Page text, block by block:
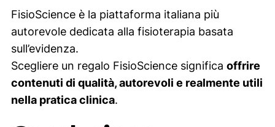
FisioScience è la piattaforma italiana più
autorevole dedicata alla fisioterapia basata
sull’evidenza.
Scegliere un regalo FisioScience significa offrire
contenuti di qualità, autorevoli e realmente utili
nella pratica clinica.